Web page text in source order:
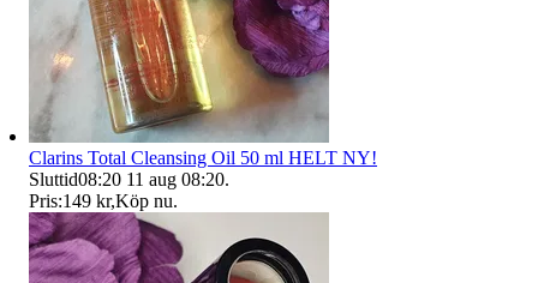
Clarins Total Cleansing Oil 50 ml HELT NY!
Sluttid08:20 11 aug 08:20.
Pris:149 kr,Köp nu.